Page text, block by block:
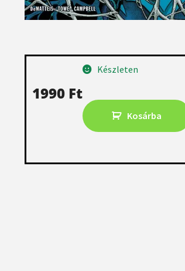
1990 Ft
Készleten
Kosárba